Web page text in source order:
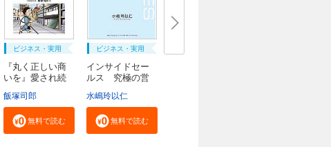
日税ビジネスサービス
ビジネス・実用
『丸く正しい商
いを』愛され続
飯塚司郎
無料で読む
ビジネス・実用
インサイドセー
ルス 究極の営
水嶋玲以仁
無料で読む